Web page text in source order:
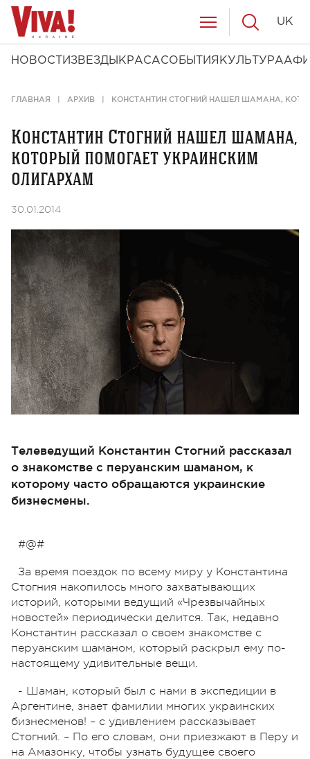
НОВОСТИ ЗВЕЗДЫ КРАСАСОБЫТИЯ КУЛЬТУРА
UK
ГЛАВНАЯ АРХИВ КОНСТАНТИН СТОГНИЙ НАШЕЛ ШАМАНА,
Константин Стогний нашел шамана,
который помогает украинским
олигархам
30.01.2014
Телеведущий Константин Стогний рассказал
о знакомстве с перуанским шаманом, к
которому часто обращаются украинские
бизнесмены.
#@#
За время поездок по всему миру у Константина
Стогния накопилось много захватывающих
историй, которыми ведущий «Чрезвычайных
новостей» периодически делится. Так, недавно
Константин рассказал о своем знакомстве с
перуанским шаманом, который раскрыл ему по-
настоящему удивительные вещи.
- Шаман, который был с нами в экспедиции в
Аргентине, знает фамилии многих украинских
бизнесменов! – с удивлением рассказывает
Стогний. – По его словам, они приезжают в Перу и
на Амазонку, чтобы узнать будущее своего